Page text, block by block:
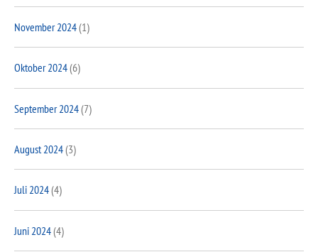
November 2024(1)
Oktober 2024(6)
September 2024(7)
August 2024(3)
Juli 2024(4)
Juni 2024(4)